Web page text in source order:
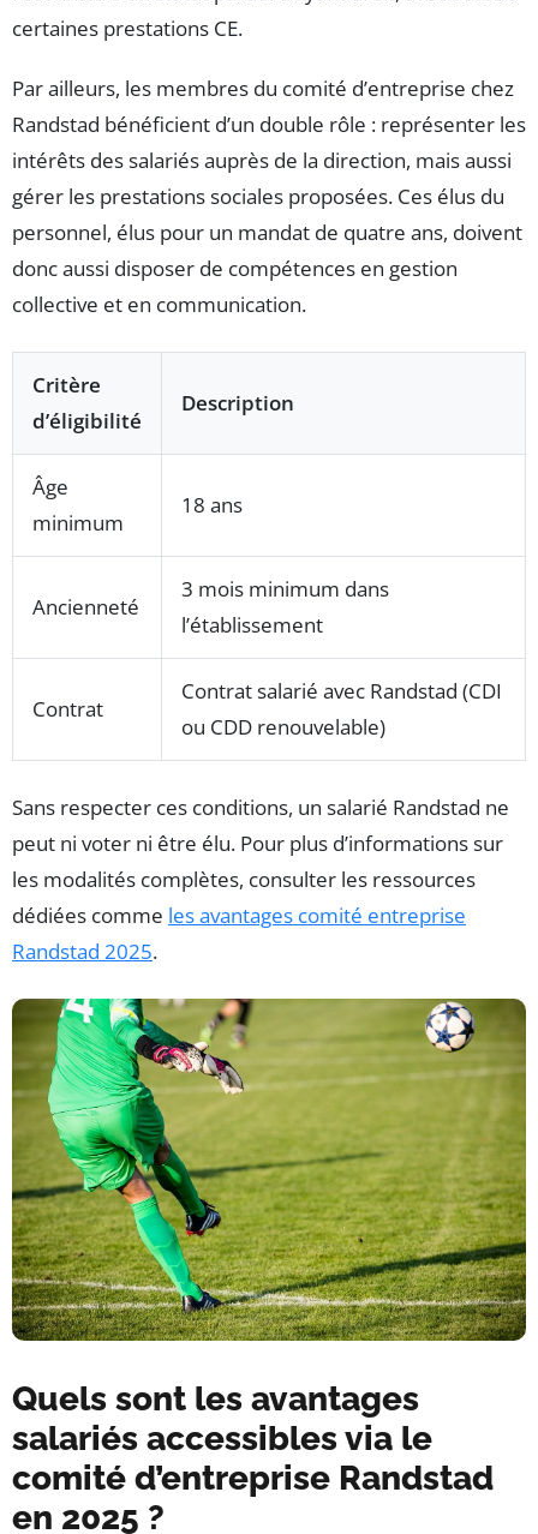
certaines prestations CE.
Par ailleurs, les membres du comité d’entreprise chez
Randstad bénéficient d’un double rôle : représenter les
intérêts des salariés auprès de la direction, mais aussi
gérer les prestations sociales proposées. Ces élus du
personnel, élus pour un mandat de quatre ans, doivent
donc aussi disposer de compétences en gestion
collective et en communication.
Critère
d’éligibilité
Description
Âge
minimum
18 ans
Ancienneté
3 mois minimum dans
l’établissement
Contrat
Contrat salarié avec Randstad (CDI
ou CDD renouvelable)
Sans respecter ces conditions, un salarié Randstad ne
peut ni voter ni être élu. Pour plus d’informations sur
les modalités complètes, consulter les ressources
dédiées comme les avantages comité entreprise
Randstad 2025.
Quels sont les avantages
salariés accessibles via le
comité d’entreprise Randstad
en 2025 ?